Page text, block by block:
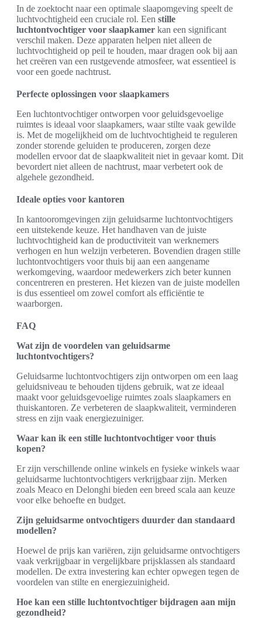
In de zoektocht naar een optimale slaapomgeving speelt de
luchtvochtigheid een cruciale rol. Een stille
luchtontvochtiger voor slaapkamer kan een significant
verschil maken. Deze apparaten helpen niet alleen de
luchtvochtigheid op peil te houden, maar dragen ook bij aan
het creëren van een rustgevende atmosfeer, wat essentieel is
voor een goede nachtrust.
Perfecte oplossingen voor slaapkamers
Een luchtontvochtiger ontworpen voor geluidsgevoelige
ruimtes is ideaal voor slaapkamers, waar stilte vaak gewilde
is. Met de mogelijkheid om de luchtvochtigheid te reguleren
zonder storende geluiden te produceren, zorgen deze
modellen ervoor dat de slaapkwaliteit niet in gevaar komt. Dit
bevordert niet alleen de nachtrust, maar verbetert ook de
algehele gezondheid.
Ideale opties voor kantoren
In kantooromgevingen zijn geluidsarme luchtontvochtigers
een uitstekende keuze. Het handhaven van de juiste
luchtvochtigheid kan de productiviteit van werknemers
verhogen en hun welzijn verbeteren. Bovendien dragen stille
luchtontvochtigers voor thuis bij aan een aangename
werkomgeving, waardoor medewerkers zich beter kunnen
concentreren en presteren. Het kiezen van de juiste modellen
is dus essentieel om zowel comfort als efficiëntie te
waarborgen.
FAQ
Wat zijn de voordelen van geluidsarme
luchtontvochtigers?
Geluidsarme luchtontvochtigers zijn ontworpen om een laag
geluidsniveau te behouden tijdens gebruik, wat ze ideaal
maakt voor geluidsgevoelige ruimtes zoals slaapkamers en
thuiskantoren. Ze verbeteren de slaapkwaliteit, verminderen
stress en zijn vaak energiezuiniger.
Waar kan ik een stille luchtontvochtiger voor thuis
kopen?
Er zijn verschillende online winkels en fysieke winkels waar
geluidsarme luchtontvochtigers verkrijgbaar zijn. Merken
zoals Meaco en Delonghi bieden een breed scala aan keuze
voor elke behoefte en budget.
Zijn geluidsarme ontvochtigers duurder dan standaard
modellen?
Hoewel de prijs kan variëren, zijn geluidsarme ontvochtigers
vaak verkrijgbaar in vergelijkbare prijsklassen als standaard
modellen. De extra investering kan echter opwegen tegen de
voordelen van stilte en energiezuinigheid.
Hoe kan een stille luchtontvochtiger bijdragen aan mijn
gezondheid?